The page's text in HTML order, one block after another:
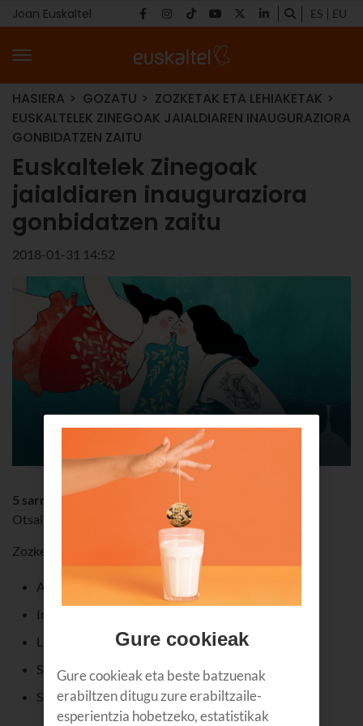
Joan Euskaltel ES EU
HASIERA GOZATU
ZOZKETAK ETA LEHIAKETAK
EUSKALTELEK ZINEGOAK JAIALDIAREN INAUGURAZIORA
GONBIDATZEN ZAITU
Euskaltelek Zinegoak
jaialdiaren inauguraziora
gonbidatzen zaitu
2018-01-31 14:52
5 sarrera bikoitz
Otsailak 19 - Arriaga Antzokia (Bilbo)
Zozketa amaitu da, kontsultatuirabazleak
Asier Palacio Frade
Iratxe Mayor Liaño
Luis Maria Rodriguez Peña
Santos Bilbao Anasagasti
Sonia Chao
Gure cookieak
Gure cookieak eta beste batzuenak
erabiltzen ditugu zure erabiltzaile-
esperientzia hobetzeko, estatistikak